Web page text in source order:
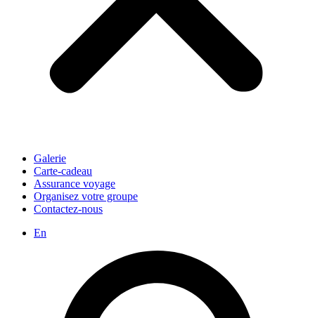
Galerie
Carte-cadeau
Assurance voyage
Organisez votre groupe
Contactez-nous
En